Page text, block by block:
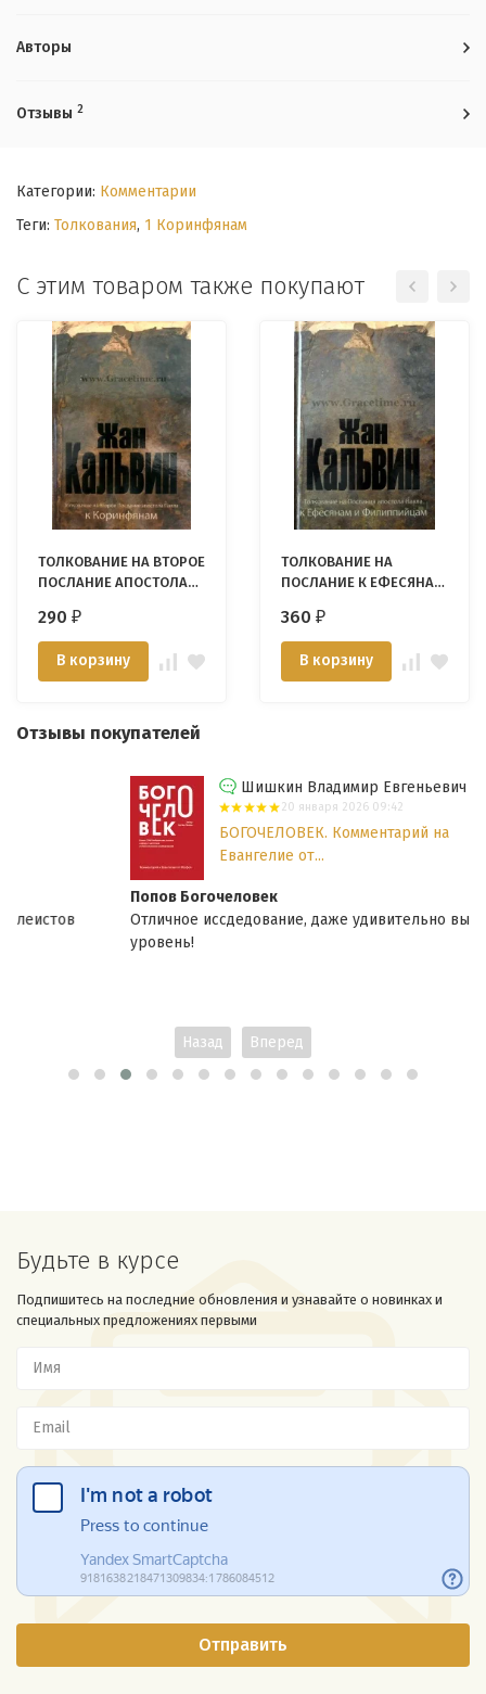
Авторы
Отзывы 2
Категории: Комментарии
Теги: Толкования, 1 Коринфянам
С этим товаром также покупают
ТОЛКОВАНИЕ НА ВТОРОЕ
ПОСЛАНИЕ АПОСТОЛА
Жан Кальвин
290 ₽
В корзину
ТОЛКОВАНИЕ НА
ПОСЛАНИЕ К ЕФЕСЯНАМ
Кальвин
360 ₽
В корзину
Отзывы покупателей
Шишкин Владимир Евгеньевич
20 января 2026 09:42
БОГОЧЕЛОВЕК. Комментарий на
Евангелие от...
Попов Богочеловек
Отличное иссдедование, даже удивительно высокий
Назад Вперед
Будьте в курсе
Подпишитесь на последние обновления и узнавайте о новинках и
специальных предложениях первыми